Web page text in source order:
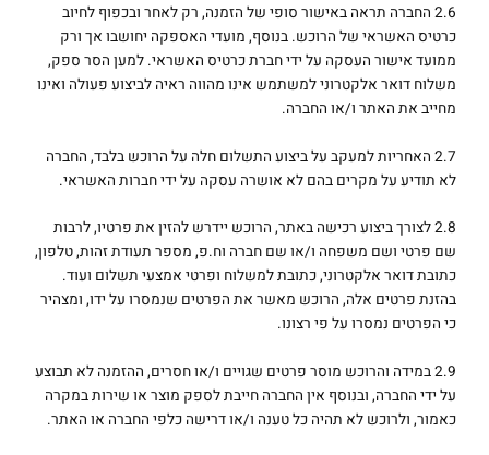
2.6 החברה תראה באישור סופי של הזמנה, רק לאחר ובכפוף לחיוב
כרטיס האשראי של הרוכש. בנוסף, מועדי האספקה יחושבו אך ורק
ממועד אישור העסקה על ידי חברת כרטיס האשראי. למען הסר ספק,
משלוח דואר אלקטרוני למשתמש אינו מהווה ראיה לביצוע פעולה ואינו
מחייב את האתר ו/או החברה.
2.7 האחריות למעקב על ביצוע התשלום חלה על הרוכש בלבד, החברה
לא תודיע על מקרים בהם לא אושרה עסקה על ידי חברות האשראי.
2.8 לצורך ביצוע רכישה באתר, הרוכש יידרש להזין את פרטיו, לרבות
שם פרטי ושם משפחה ו/או שם חברה וח.פ, מספר תעודת זהות, טלפון,
כתובת דואר אלקטרוני, כתובת למשלוח ופרטי אמצעי תשלום ועוד.
בהזנת פרטים אלה, הרוכש מאשר את הפרטים שנמסרו על ידו, ומצהיר
כי הפרטים נמסרו על פי רצונו.
2.9 במידה והרוכש מוסר פרטים שגויים ו/או חסרים, ההזמנה לא תבוצע
על ידי החברה, ובנוסף אין החברה חייבת לספק מוצר או שירות במקרה
כאמור, ולרוכש לא תהיה כל טענה ו/או דרישה כלפי החברה או האתר.